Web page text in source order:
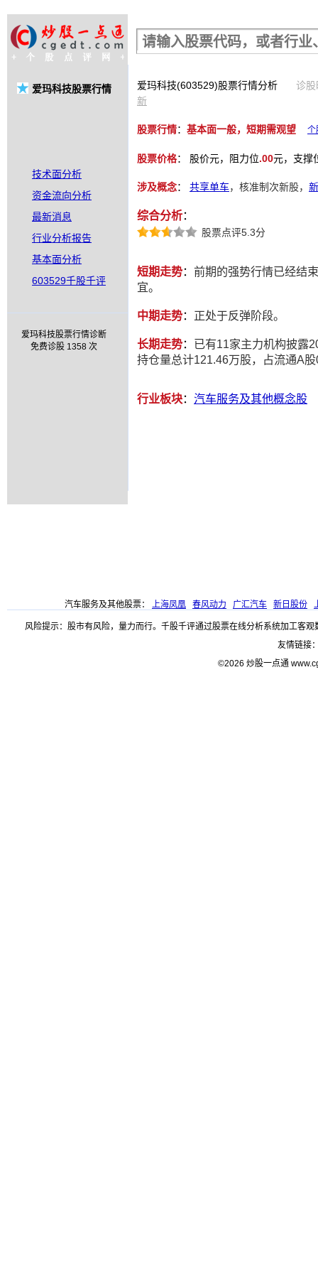
爱玛科技股票行情
技术面分析
资金流向分析
最新消息
行业分析报告
基本面分析
603529千股千评
爱玛科技股票行情诊断
免费诊股 1358 次
爱玛科技(603529)股票行情分析
诊
新
股票行情： 基本面一般，短期需观望 个
股票价格： 股价元，阻力位.00元，支撑
涉及概念： 共享单车，核准制次新股，
综合分析：
股票点评5.3分
短期走势： 前期的强势行情已经结
宜。
中期走势： 正处于反弹阶段。
长期走势： 已有11家主力机构披露
持仓量总计121.46万股，占流通A
行业板块： 汽车服务及其他概念股
汽车服务及其他股票： 上海凤凰 春风动力 广汇汽车 新日股份
风险提示：股市有风险，量力而行。千股千评通过股票在线分析系统加工客
友情链接
©2026 炒股一点通